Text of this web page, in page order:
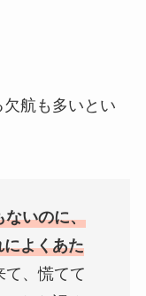
航も多いとい
ないのに、
よくあた
て、慌てて